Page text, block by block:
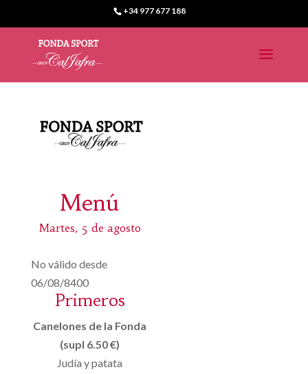
+34 977 677 188
Menú
Martes, 5 de agosto
No válido desde
06/08/8400
Primeros
Canelones de la Fonda
(supl 6.50 €)
Judía y patata